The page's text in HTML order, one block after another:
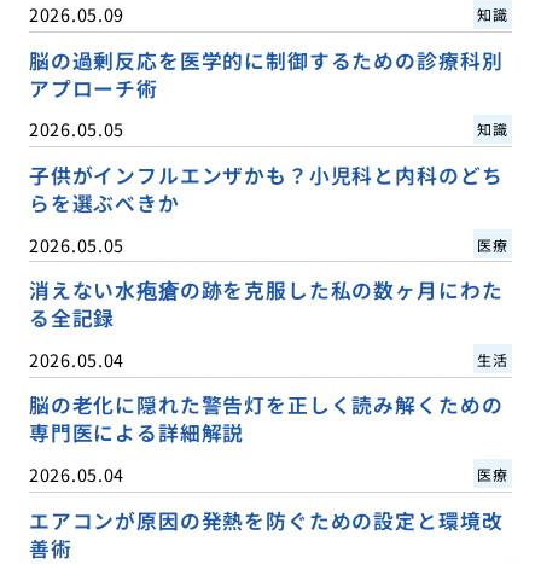
2026.05.09 知識
脳の過剰反応を医学的に制御するための診療科別
アプローチ術
2026.05.05 知識
子供がインフルエンザかも？小児科と内科のどち
らを選ぶべきか
2026.05.05 医療
消えない水疱瘡の跡を克服した私の数ヶ月にわた
る全記録
2026.05.04 生活
脳の老化に隠れた警告灯を正しく読み解くための
専門医による詳細解説
2026.05.04 医療
エアコンが原因の発熱を防ぐための設定と環境改
善術